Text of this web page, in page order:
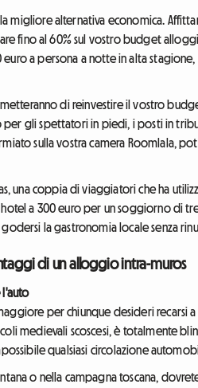
migliore alternativa economica.
fino al 60% sul vostro budget
euro a persona a notte in alta
di reinvestire il vostro
gli spettatori in piedi, i posti in
sulla vostra camera Roomlala,
una coppia di viaggiatori che ha
a 300 euro per un soggiorno di
la gastronomia locale senza
di un alloggio intra-muros
l'auto
per chiunque desideri recarsi
medievali scoscesi, è totalmente
qualsiasi circolazione
o nella campagna toscana,